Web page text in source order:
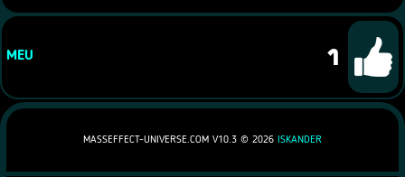
MEU 1
MASSEFFECT-UNIVERSE.COM V10.3 © 2026 ISKANDER